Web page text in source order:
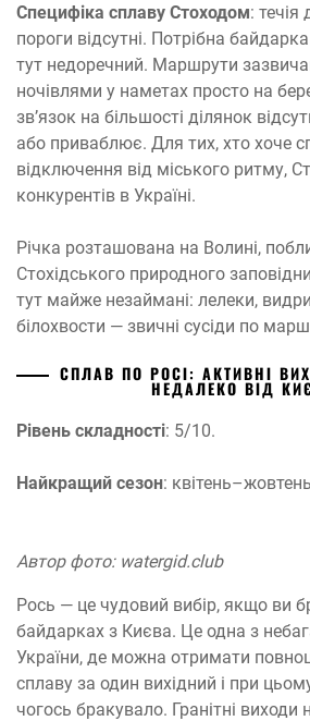
Специфіка сплаву Стоходом: течія
пороги відсутні. Потрібна
тут недоречний. Маршрути
ночівлями у наметах просто на
зв’язок на більшості ділянок
або приваблює. Для тих, хто хоче
відключення від міського ритму,
конкурентів в Україні.
Річка розташована на Волині,
Стохідського природного
тут майже незаймані: лелеки,
білохвости — звичні сусіди по
СПЛАВ ПО РОСІ: АКТИВНІ
НЕДАЛЕКО ВІД
Рівень складності: 5/10.
Найкращий сезон:
Автор фото: watergid.club
Рось — це чудовий вибір, якщо ви
байдарках з Києва. Це одна з
України, де можна отримати
сплаву за один вихідний і при
чогось бракувало. Гранітні виходи